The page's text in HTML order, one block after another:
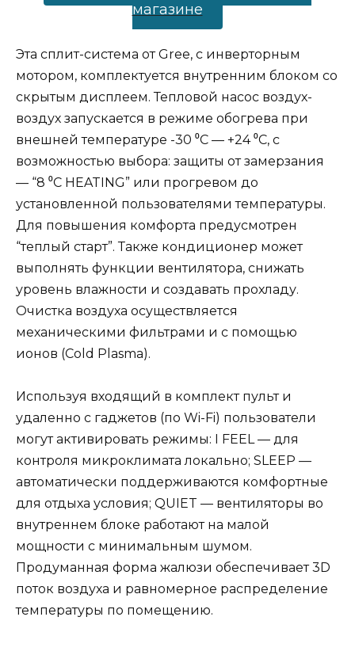
магазине
Эта сплит-система от Gree, с инверторным
мотором, комплектуется внутренним блоком со
скрытым дисплеем. Тепловой насос воздух-
воздух запускается в режиме обогрева при
внешней температуре -30 ⁰С — +24 ⁰С, с
возможностью выбора: защиты от замерзания
— “8 ⁰С HEATING” или прогревом до
установленной пользователями температуры.
Для повышения комфорта предусмотрен
“теплый старт”. Также кондиционер может
выполнять функции вентилятора, снижать
уровень влажности и создавать прохладу.
Очистка воздуха осуществляется
механическими фильтрами и с помощью
ионов (Cold Plasma).
Используя входящий в комплект пульт и
удаленно с гаджетов (по Wi-Fi) пользователи
могут активировать режимы: I FEEL — для
контроля микроклимата локально; SLEEP —
автоматически поддерживаются комфортные
для отдыха условия; QUIET — вентиляторы во
внутреннем блоке работают на малой
мощности с минимальным шумом.
Продуманная форма жалюзи обеспечивает 3D
поток воздуха и равномерное распределение
температуры по помещению.